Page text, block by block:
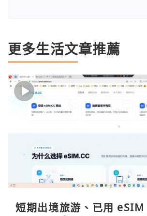
更多生活文章推薦
短期出境旅游、已用